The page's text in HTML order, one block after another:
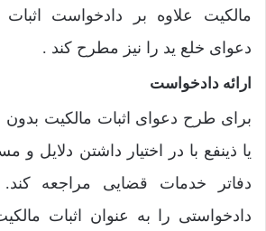
مالکیت علاوه بر دادخواست
دعوای خلع ید را نیز مطرح کند .
ارائه دادخواست
برای طرح دعوای اثبات مالکیت بدون
یا ذینفع با در اختیار داشتن دلایل و
دفاتر خدمات قضایی مراجعه کند.
دادخواستی را به عنوان اثبات